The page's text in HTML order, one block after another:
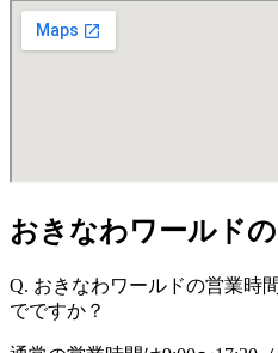
おきなわワールド
Q. おきなわワールドの営業時
でですか？